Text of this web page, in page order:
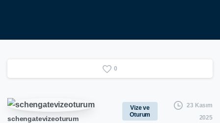
0
schengatevizeoturum
Vize ve
Oturum
23 Kasım
2025